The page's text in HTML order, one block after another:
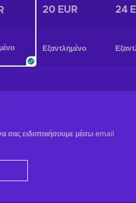
σας ειδοποιήσουμε μέσω email
20 EUR
Εξαντλημένο
24